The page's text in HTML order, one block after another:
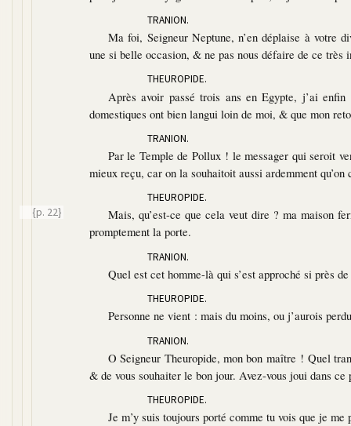
TRANION.
Ma foi, Seigneur Neptune, n’en déplaise à votre
une si belle occasion, & ne pas nous défaire de ce
THEUROPIDE.
Après avoir passé trois ans en Egypte, j’ai
domestiques ont bien langui loin de moi, & que mon
TRANION.
Par le Temple de Pollux ! le messager qui seroit
mieux reçu, car on la souhaitoit aussi ardemment qu’on
THEUROPIDE.
Mais, qu’est-ce que cela veut dire ? ma maison
{p. 22}
promptement la porte.
TRANION.
Quel est cet homme-là qui s’est approché si près
THEUROPIDE.
Personne ne vient : mais du moins, ou j’aurois
TRANION.
O Seigneur Theuropide, mon bon maître ! Quel
& de vous souhaiter le bon jour. Avez-vous joui dans
THEUROPIDE.
Je m’y suis toujours porté comme tu vois que je me